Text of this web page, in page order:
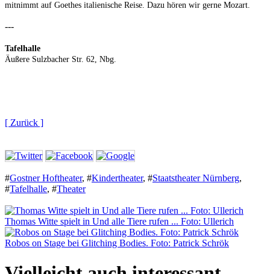
mitnimmt auf Goethes italienische Reise. Dazu hören wir gerne Mozart.
---
Tafelhalle
Äußere Sulzbacher Str. 62, Nbg.
[ Zurück ]
#Gostner Hoftheater, #Kindertheater, #Staatstheater Nürnberg,
#Tafelhalle, #Theater
Thomas Witte spielt in Und alle Tiere rufen ... Foto: Ullerich
Robos on Stage bei Glitching Bodies. Foto: Patrick Schrök